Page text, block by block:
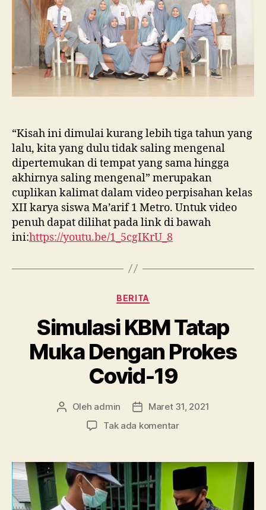
“Kisah ini dimulai kurang lebih tiga tahun yang
lalu, kita yang dulu tidak saling mengenal
dipertemukan di tempat yang sama hingga
akhirnya saling mengenal” merupakan
cuplikan kalimat dalam video perpisahan kelas
XII karya siswa Ma’arif 1 Metro. Untuk video
penuh dapat dilihat pada link di bawah
ini:https://youtu.be/1_5cgIKrU_8
Kategori
BERITA
Simulasi KBM Tatap
Muka Dengan Prokes
Covid-19
Penulis
artikel
Oleh admin
Tanggal
artikel
Maret 31, 2021
Tak ada komentarpada
Tatap
Dengan
Prokes